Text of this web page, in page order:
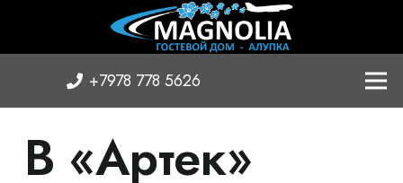
+7978 778 5626
В «Артек»